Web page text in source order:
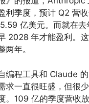
利季度，预计 Q2 营
亿美元。而就在去
2028 年才能盈利。
两年。
编程工具和 Claude
一直很旺盛，但很
。109 亿的季度营收